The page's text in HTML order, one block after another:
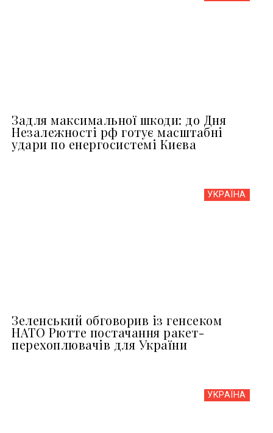
Задля максимальної шкоди: до Дня
Незалежності рф готує масштабні
удари по енергосистемі Києва
УКРАЇНА
Зеленський обговорив із генсеком
НАТО Рютте постачання ракет-
перехоплювачів для України
УКРАЇНА